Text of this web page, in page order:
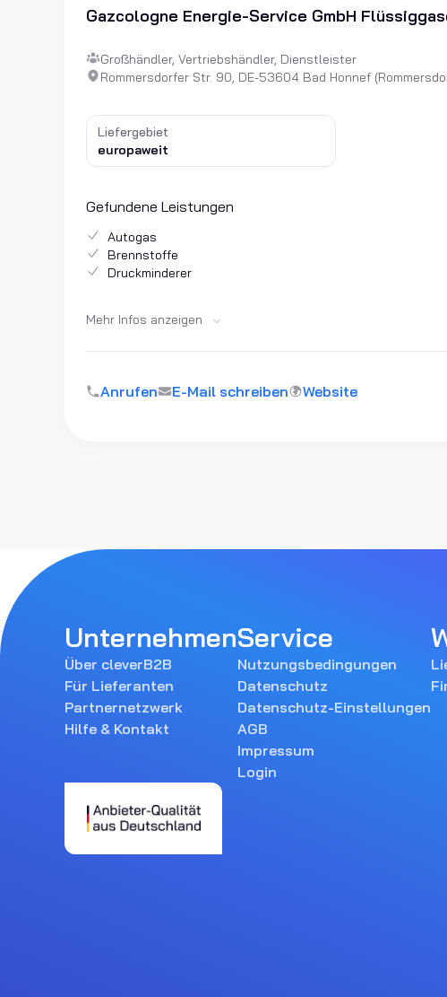
Gazcologne Energie-Service GmbH
Großhändler, Vertriebshändler, Dienstleister
Rommersdorfer Str. 90, DE-53604 Bad Honnef
Liefergebiet
europaweit
Gefundene Leistungen
Autogas
Brennstoffe
Druckminderer
Mehr Infos anzeigen
Anrufen E-Mail schreiben Website
Unternehmen
Über cleverB2B
Für Lieferanten
Partnernetzwerk
Hilfe & Kontakt
Service
Nutzungsbedingungen
Datenschutz
Datenschutz-Einstellungen
AGB
Impressum
Login